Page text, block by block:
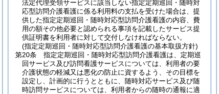
法定代理受領サービスに該当しない指定定期巡回・随時対
応型訪問介護看護に係る利用料の支払を受けた場合は、提
供した指定定期巡回・随時対応型訪問介護看護の内容、費
用の額その他必要と認められる事項を記載したサービス提
供証明書を利用者に対して交付しなければならない。
(指定定期巡回・随時対応型訪問介護看護の基本取扱方針)
第20条
指定定期巡回・随時対応型訪問介護看護は、定期巡
回サービス及び訪問看護サービスについては、利用者の要
介護状態の軽減又は悪化の防止に資するよう、その目標を
設定し、計画的に行うとともに、随時対応サービス及び随
時訪問サービスについては、利用者からの随時の通報に適